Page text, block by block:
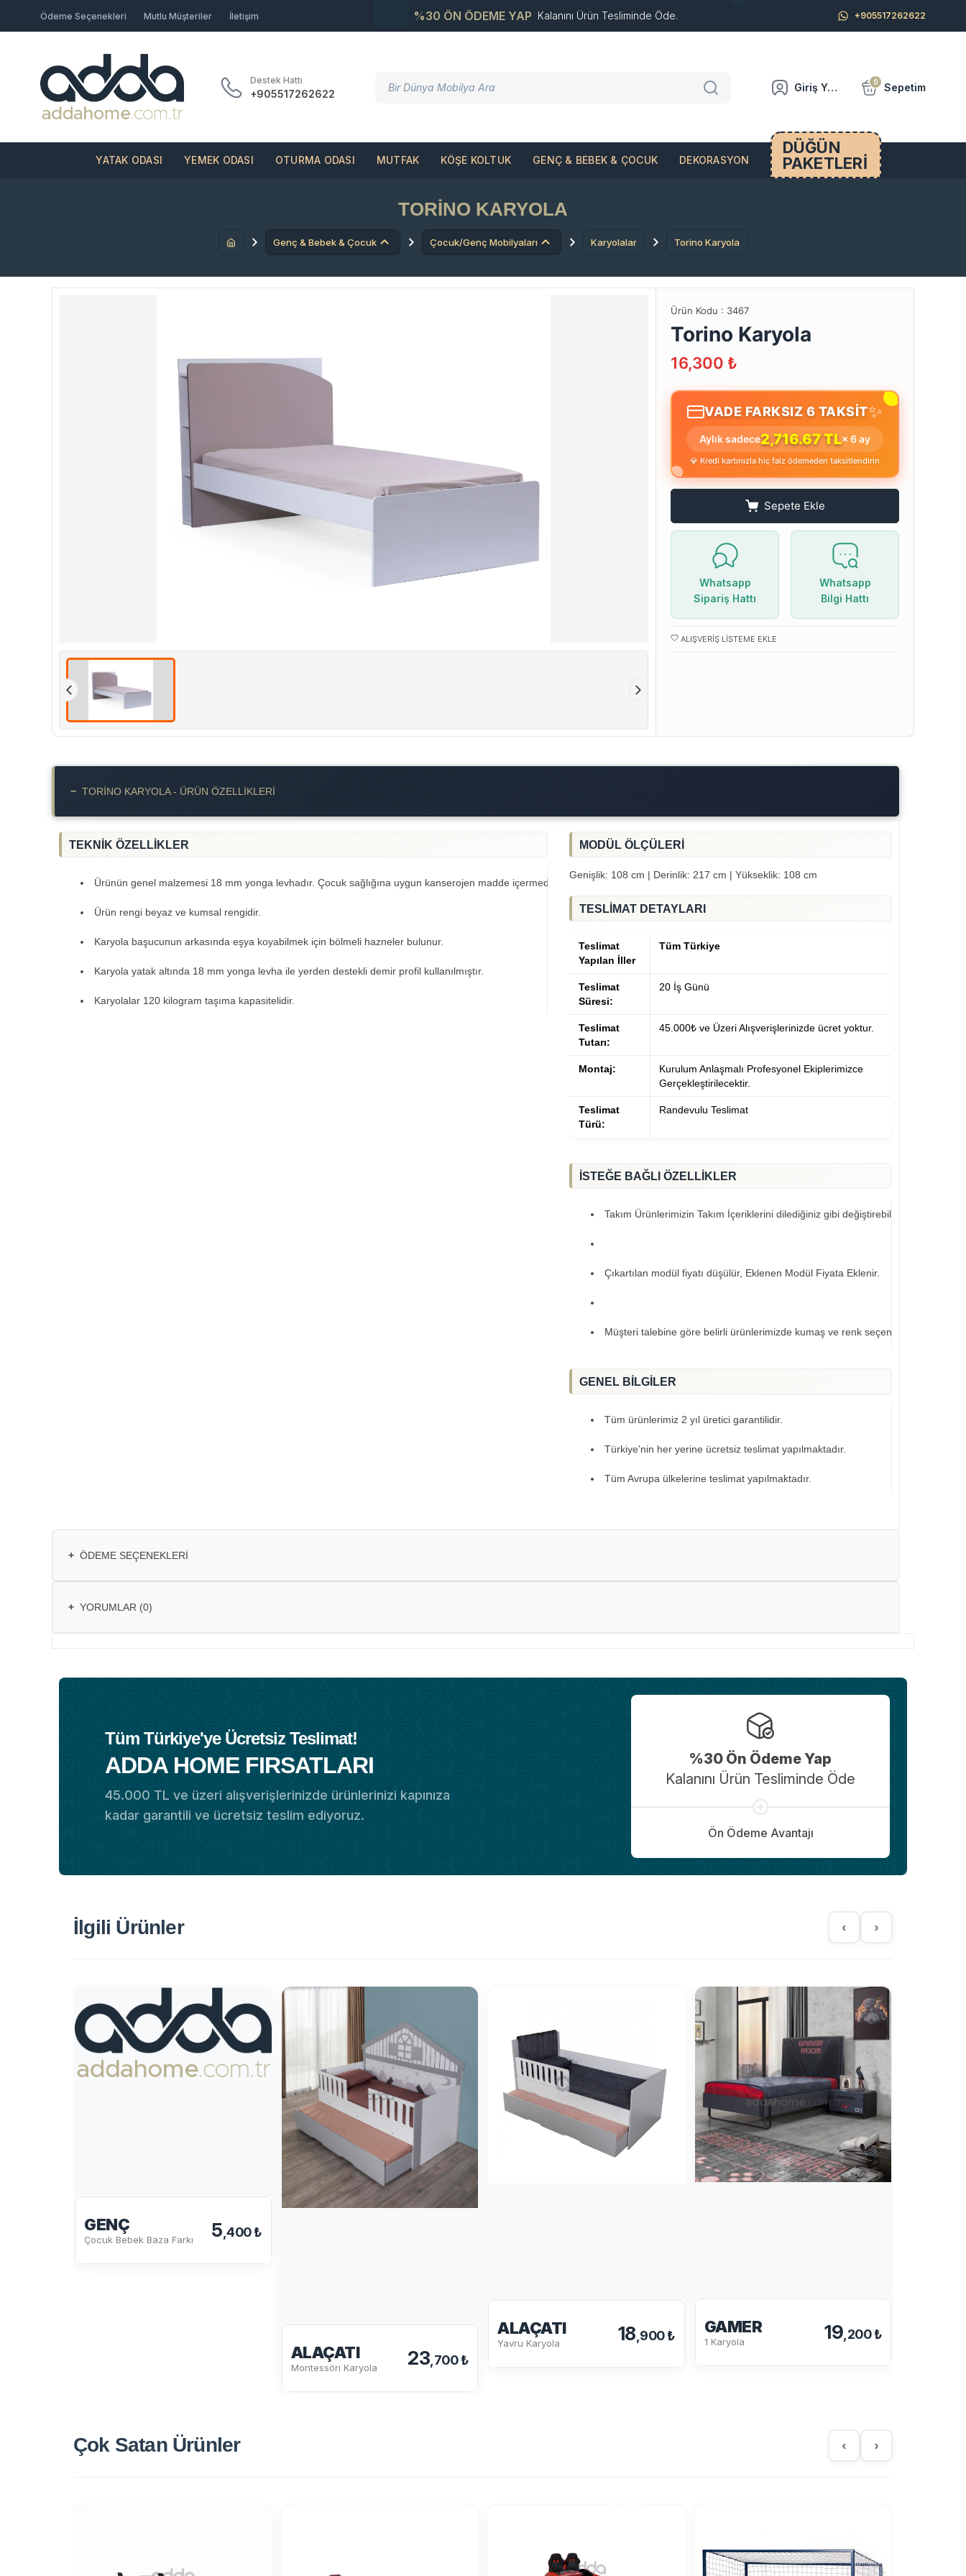
Ödeme Seçenekleri Mutlu Müşteriler İletişim %30 ÖN ÖDEME YAP Kalanını Ürün Tesliminde Öde. +905517262622
Destek Hattı
+905517262622
Giriş Yap 0 Sepetim
YATAK ODASI YEMEK ODASI OTURMA ODASI MUTFAK KÖŞE KOLTUK GENÇ & BEBEK & ÇOCUK DEKORASYON
DÜĞÜN
PAKETLERİ
TORINO KARYOLA
Genç & Bebek & Çocuk Çocuk/Genç Mobilyaları Karyolalar Torino Karyola
Ürün Kodu : 3467
Torino Karyola
16,300 ₺
VADE FARKSIZ 6 TAKSİT✨
Aylık sadece2,716.67 TL× 6 ay
💎 Kredi kartınızla hiç faiz ödemeden taksitlendirin
Sepete Ekle
Whatsapp
Sipariş Hattı
Whatsapp
Bilgi Hattı
ALIŞVERIŞ LISTEME EKLE
− TORINO KARYOLA - ÜRÜN ÖZELLIKLERI
TEKNİK ÖZELLİKLER
Ürünün genel malzemesi 18 mm yonga levhadır. Çocuk sağlığına uygun kanserojen madde içermediğine dair E1 sertifikalıdır.
Ürün rengi beyaz ve kumsal rengidir.
Karyola başucunun arkasında eşya koyabilmek için bölmeli hazneler bulunur.
Karyola yatak altında 18 mm yonga levha ile yerden destekli demir profil kullanılmıştır.
Karyolalar 120 kilogram taşıma kapasitelidir.
MODÜL ÖLÇÜLERİ
Genişlik: 108 cm | Derinlik: 217 cm | Yükseklik: 108 cm
TESLİMAT DETAYLARI
Teslimat
Yapılan İller
Tüm Türkiye
Teslimat
Süresi:
20 İş Günü
Teslimat
Tutarı:
45.000₺ ve Üzeri Alışverişlerinizde ücret yoktur.
Montaj:
Kurulum Anlaşmalı Profesyonel Ekiplerimizce
Gerçekleştirilecektir.
Teslimat
Türü:
Randevulu Teslimat
İSTEĞE BAĞLI ÖZELLİKLER
Takım Ürünlerimizin Takım İçeriklerini dilediğiniz gibi değiştirebilirsiniz..
Çıkartılan modül fiyatı düşülür, Eklenen Modül Fiyata Eklenir.
Müşteri talebine göre belirli ürünlerimizde kumaş ve renk seçeneklerimiz
GENEL BİLGİLER
Tüm ürünlerimiz 2 yıl üretici garantilidir.
Türkiye'nin her yerine ücretsiz teslimat yapılmaktadır.
Tüm Avrupa ülkelerine teslimat yapılmaktadır.
+ ÖDEME SEÇENEKLERI
+ YORUMLAR (0)
Tüm Türkiye'ye Ücretsiz Teslimat!
ADDA HOME FIRSATLARI
45.000 TL ve üzeri alışverişlerinizde ürünlerinizi kapınıza
kadar garantili ve ücretsiz teslim ediyoruz.
%30 Ön Ödeme Yap
Kalanını Ürün Tesliminde Öde
Ön Ödeme Avantajı
İlgili Ürünler ‹ ›
GENÇ
Çocuk Bebek Baza Farkı 5,400 ₺
ALAÇATI
Montessöri Karyola 23 ,700 ₺
ALAÇATI
Yavru Karyola 18 ,900 ₺ GAMER
1 Karyola 19 ,200 ₺
Çok SatanÜrünler ‹ ›